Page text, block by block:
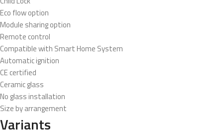
Eco flow option
Module sharing option
Remote control
Compatible with Smart Home System
Automatic ignition
CE certified
Ceramic glass
No glass installation
Size by arrangement
Variants